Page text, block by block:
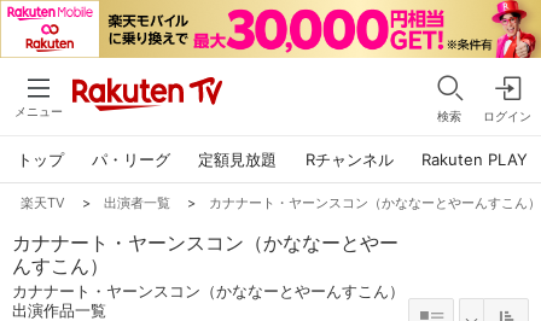
メニュー 検索 ログイン
トップ パ・リーグ 定額見放題 Rチャンネル Rakuten PLAY
楽天TV > 出演者一覧 > カナナート・ヤーンスコン（かななーとやーんすこん）
カナナート・ヤーンスコン（かななーとやー
んすこん）
カナナート・ヤーンスコン（かななーとやーんすこん）
出演作品一覧